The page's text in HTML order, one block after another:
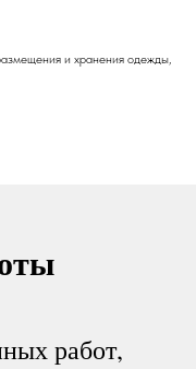
и хранения одежды,
работ,